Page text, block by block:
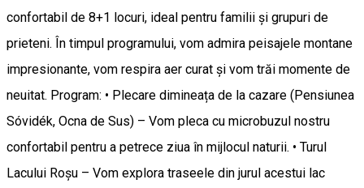
confortabil de 8+1 locuri, ideal pentru familii și grupuri de
prieteni. În timpul programului, vom admira peisajele montane
impresionante, vom respira aer curat și vom trăi momente de
neuitat. Program: • Plecare dimineața de la cazare (Pensiunea
Sóvidék, Ocna de Sus) – Vom pleca cu microbuzul nostru
confortabil pentru a petrece ziua în mijlocul naturii. • Turul
Lacului Roșu – Vom explora traseele din jurul acestui lac